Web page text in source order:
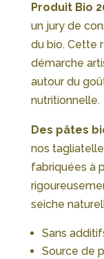
Produit Bio
un jury de
du bio. Cette
démarche
autour du
nutritionnelle.
Des pâtes
nos
fabriquées à
seiche
Sans
Source de